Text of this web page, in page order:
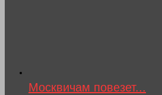
Москвичам повезет...